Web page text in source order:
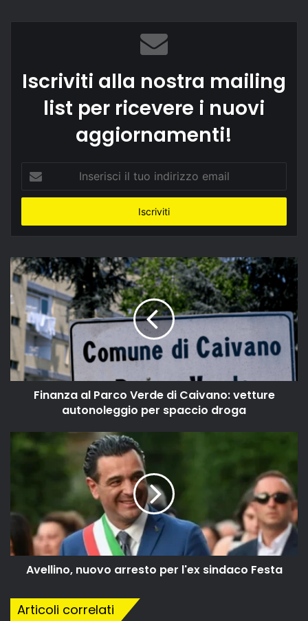
Iscriviti alla nostra mailing
list per ricevere i nuovi
aggiornamenti!
tuo
email
Finanza al Parco Verde di Caivano: vetture
autonoleggio per spaccio droga
Avellino, nuovo arresto per l'ex sindaco Festa
Articoli correlati